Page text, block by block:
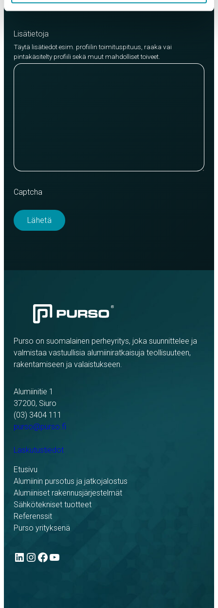
Lisätietoja
Täytä lisätiedot esim. profiilin toimituspituus, raaka vai
pintakäsitelty profiili sekä muut mahdolliset toiveet.
Captcha
Purso on suomalainen perheyritys, joka suunnittelee ja
valmistaa vastuullisia alumiiniratkaisuja teollisuuteen,
rakentamiseen ja valaistukseen.
Alumiinitie 1
37200, Siuro
(03) 3404 111
purso@purso.fi
Laskutustiedot
Etusivu
Alumiinin pursotus ja jatkojalostus
Alumiiniset rakennusjärjestelmät
Sähkötekniset tuotteet
Referenssit
Purso yrityksenä
LinkedIn
Instagram
Facebook
YouTube